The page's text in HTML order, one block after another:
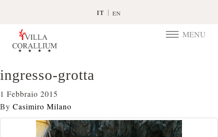
IT EN
TOGGLE
MENU
ingresso-grotta
1 Febbraio 2015
By Casimiro Milano